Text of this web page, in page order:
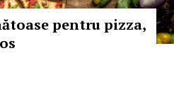
pentru pizza,